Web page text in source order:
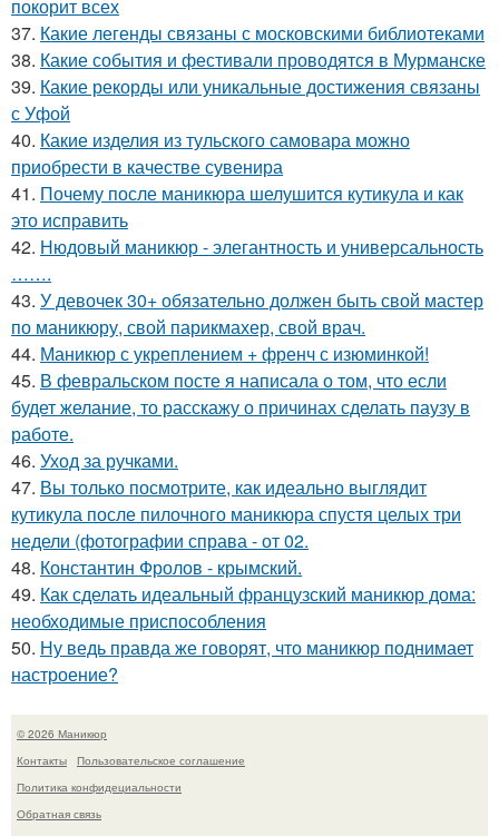
покорит всех
37. Какие легенды связаны с московскими библиотеками
38. Какие события и фестивали проводятся в Мурманске
39. Какие рекорды или уникальные достижения связаны
с Уфой
40. Какие изделия из тульского самовара можно
приобрести в качестве сувенира
41. Почему после маникюра шелушится кутикула и как
это исправить
42. Нюдовый маникюр - элегантность и универсальность
…….
43. У девочек 30+ обязательно должен быть свой мастер
по маникюру, свой парикмахер, свой врач.
44. Маникюр с укреплением + френч с изюминкой!
45. В февральском посте я написала о том, что если
будет желание, то расскажу о причинах сделать паузу в
работе.
46. Уход за ручками.
47. Вы только посмотрите, как идеально выглядит
кутикула после пилочного маникюра спустя целых три
недели (фотографии справа - от 02.
48. Константин Фролов - крымский.
49. Как сделать идеальный французский маникюр дома:
необходимые приспособления
50. Ну ведь правда же говорят, что маникюр поднимает
настроение?
© 2026 Маникюр
Контакты
Пользовательское соглашение
Политика конфидециальности
Обратная связь